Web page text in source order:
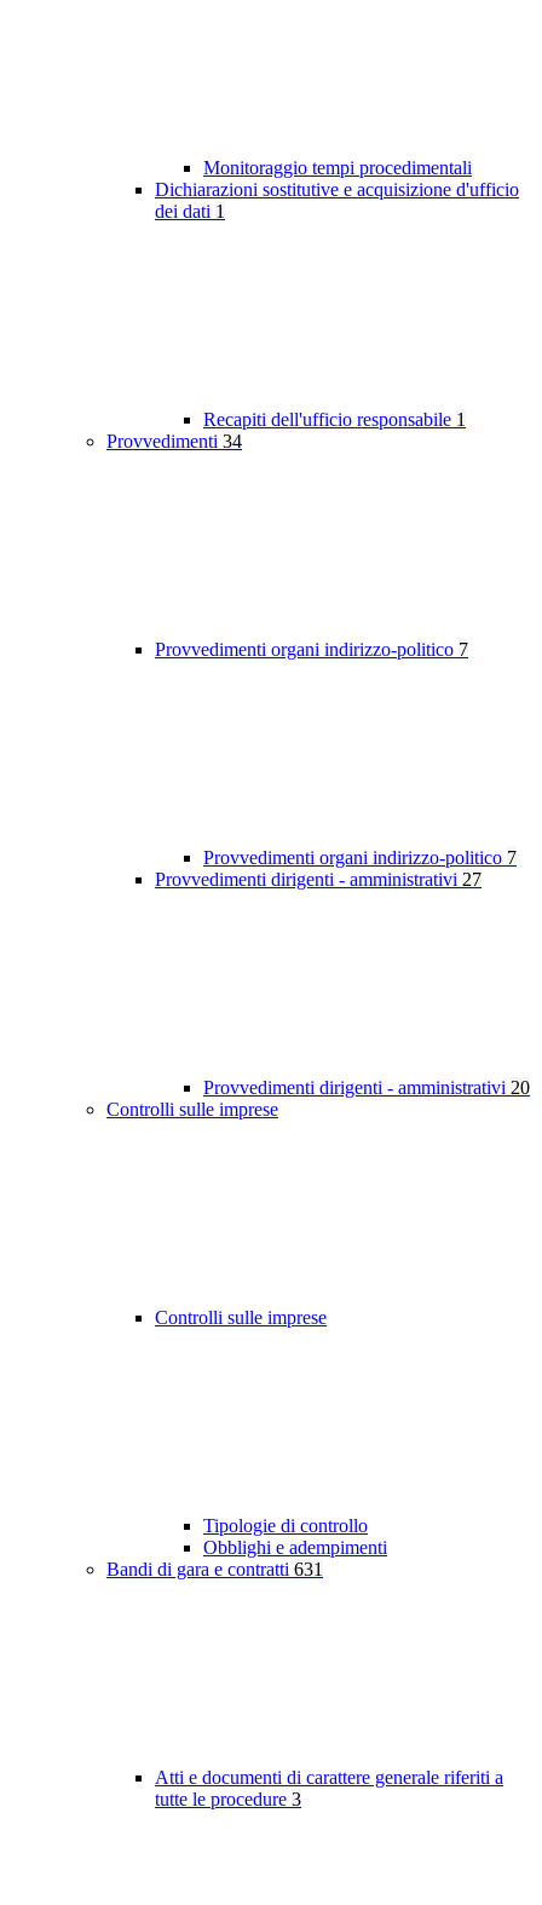
Monitoraggio tempi procedimentali
Dichiarazioni sostitutive e acquisizione d'ufficio
dei dati 1
Recapiti dell'ufficio responsabile 1
Provvedimenti 34
Provvedimenti organi indirizzo-politico 7
Provvedimenti organi indirizzo-politico 7
Provvedimenti dirigenti - amministrativi 27
Provvedimenti dirigenti - amministrativi 20
Controlli sulle imprese
Controlli sulle imprese
Tipologie di controllo
Obblighi e adempimenti
Bandi di gara e contratti 631
Atti e documenti di carattere generale riferiti a
tutte le procedure 3